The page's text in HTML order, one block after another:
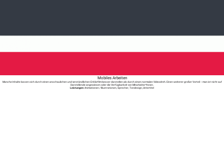
Mobiles Arbeiten
Manche Inhalte lassen sich durch einen anschaulichen und verständlichen Erklärfilm besser darstellen als durch einen normalen Videodreh. Einen weiterer großer Vorteil – man ist nicht auf
Darstellende angewiesen oder die Verfügbarkeit von Mitarbeiter*innen.
Leistungen:Animationen / Illustrationen, Sprecher, Tondesign, Untertitel